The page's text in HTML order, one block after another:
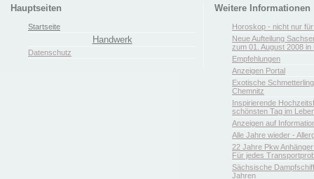
Hauptseiten
Startseite
Handwerk
Datenschutz
Weitere Informationen
Horoskop - nicht nur
Neue Aufteilung
zum 01. August 2008 in
Empfehlungen
Anzeigen Portal
Exotische
Chemnitz
Inspirierende
schönsten Tag im
Anzeigen auf
Alle Jahre wieder -
22 Jahre Pkw
Für jedes
Sächsische
Jahren